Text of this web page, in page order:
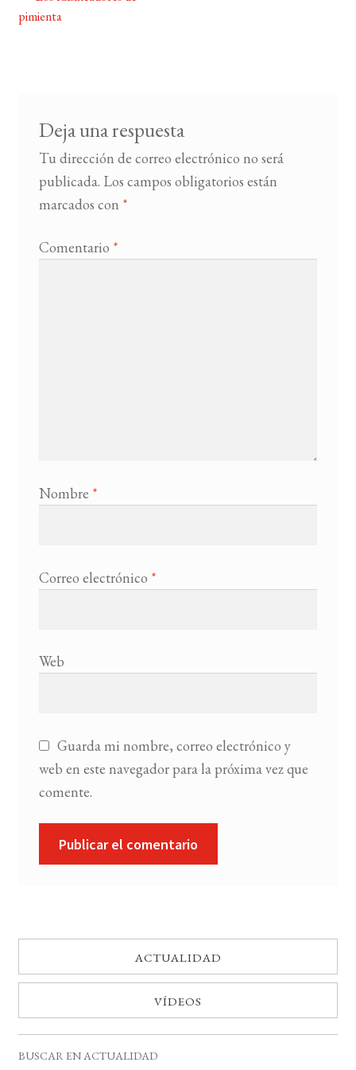
de
pimienta
Deja una respuesta
Tu dirección de correo electrónico no será
publicada. Los campos obligatorios están
marcados con *
Comentario *
Nombre *
Correo electrónico *
Web
Guarda mi nombre, correo electrónico y
web en este navegador para la próxima vez que
comente.
ACTUALIDAD
VÍDEOS
BUSCAR EN ACTUALIDAD